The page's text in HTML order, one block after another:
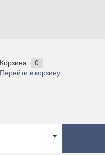
Корзина
0
Перейти в корзину